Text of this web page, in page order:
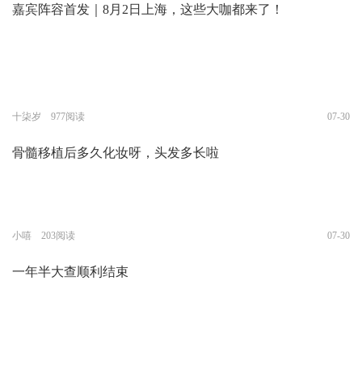
嘉宾阵容首发｜8月2日上海，这些大咖都来了！
十柒岁 977阅读 07-30
骨髓移植后多久化妆呀，头发多长啦
小嘻 203阅读 07-30
一年半大查顺利结束